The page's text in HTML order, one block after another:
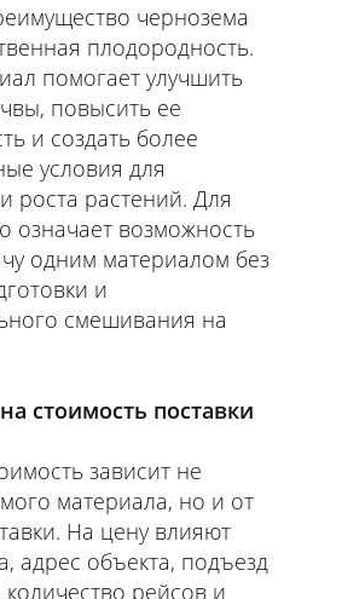
чернозема
плодородность.
помогает улучшить
повысить ее
и создать более
условия для
роста растений. Для
означает возможность
одним материалом без
и
смешивания на
стоимость поставки
зависит не
материала, но и от
На цену влияют
адрес объекта, подъезд
количество рейсов и